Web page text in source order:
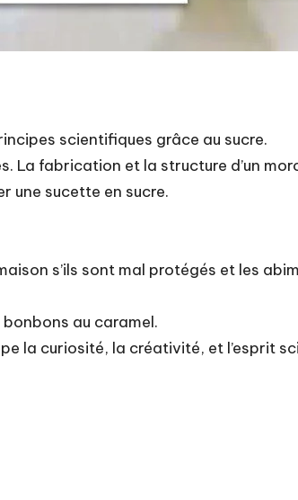
scientifiques grâce au sucre.
fabrication et la structure d’un
une sucette en sucre.
s’ils sont mal protégés et les
au caramel.
la curiosité, la créativité, et l’esprit